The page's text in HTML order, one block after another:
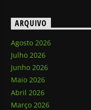
ARQUIVO
Agosto 2026
Julho 2026
Junho 2026
Maio 2026
Abril 2026
Março 2026